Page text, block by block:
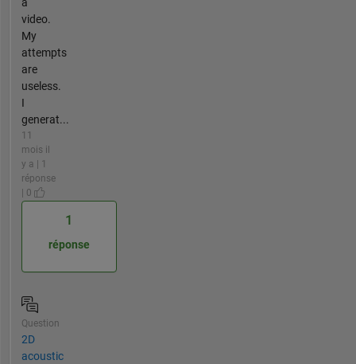
video.
My
attempts
are
useless.
I
generat...
11
mois il
y a | 1
réponse
| 0
1
réponse
Question
2D
acoustic